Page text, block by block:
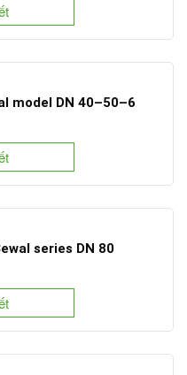
model DN 40–50–6
series DN 80